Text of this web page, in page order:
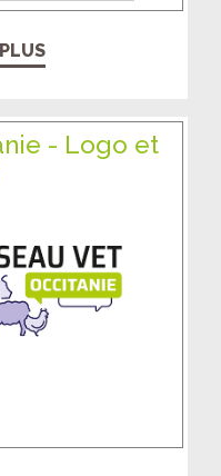
- Logo et